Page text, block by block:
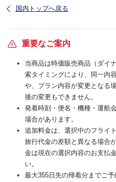
国内トップへ戻る
重要なご案内
当商品は時価販売商品（ダイ
索タイミングにより、同一内
や、プラン内容が変更となる
後の変更もできません。
発着時刻・便名・機種・運航
場合があります。
追加料金は、選択中のフライ
旅行代金の差額と異なる場合
金は現在の選択内容のお支払
い。
最大355日先の帰着分までご